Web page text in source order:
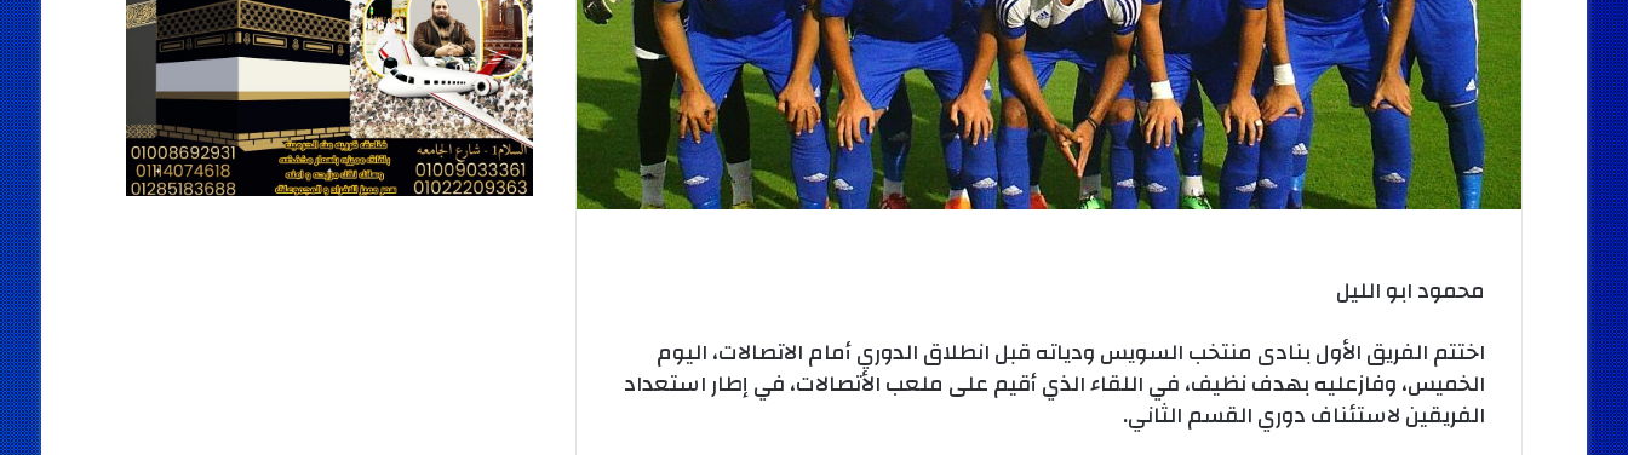
محمود ابو الليل
اختتم الفريق الأول بنادى منتخب السويس ودياته قبل انطلاق الدوري أمام الاتصالات، اليوم
الخميس، وفازعليه بهدف نظيف، في اللقاء الذي أقيم على ملعب الأتصالات، في إطار استعداد
الفريقين لاستئناف دوري القسم الثاني.